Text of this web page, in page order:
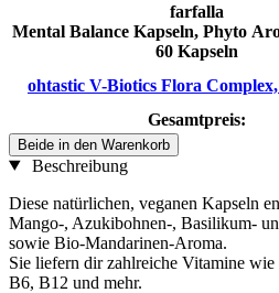
farfalla
Mental Balance Kapseln, Phyto
60 Kapseln
ohtastic V-Biotics Flora
Gesamtpreis:
Beide in den Warenkorb
Beschreibung
Diese natürlichen, veganen Kapseln
Mango-, Azukibohnen-, Basilikum-
sowie Bio-Mandarinen-Aroma.
Sie liefern dir zahlreiche Vitamine
B6, B12 und mehr.